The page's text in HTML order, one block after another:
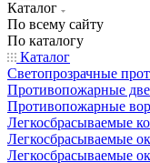
Каталог
По всему сайту
По каталогу
Каталог
Светопрозрачные
Противопожарные
Противопожарные
Легкосбрасываемые
Легкосбрасываемые
Легкосбрасываемые